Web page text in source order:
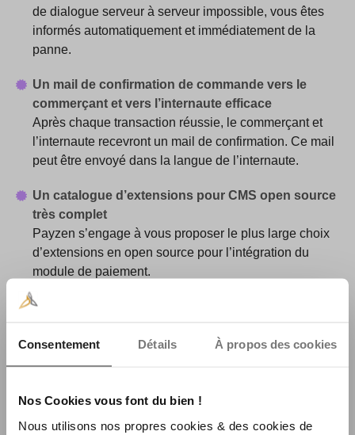
Consentement Détails À propos des cookies
Nos Cookies vous font du bien !
Nous utilisons nos propres cookies & des cookies de
de dialogue serveur à serveur impossible, vous êtes
informés automatiquement et immédiatement de la
panne.
Un mail de confirmation de commande vers le
commerçant et vers l’internaute efficace
Après chaque transaction réussie, le commerçant et
l’internaute recevront un mail de confirmation. Ce mail
peut être envoyé dans la langue de l’internaute.
Un catalogue d’extensions pour CMS open source
très complet
Payzen s’engage à vous proposer le plus large choix
d’extensions en open source pour l’intégration du
module de paiement.
Un back-office des paiements par identifiant très
Vous pouvez facilement gérer les paiement par
Internet récurrents de vos clients (votre client saisit une
n’est pas périmée).